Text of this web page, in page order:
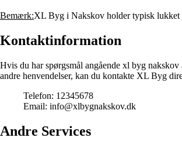
Bemærk:XL Byg i Nakskov holder typisk lukket
Kontaktinformation
Hvis du har spørgsmål angående xl byg nakskov
andre henvendelser, kan du kontakte XL Byg
Telefon: 12345678
Email: info@xlbygnakskov.dk
Andre Services